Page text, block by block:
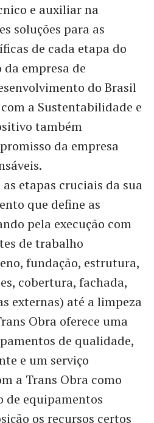
e auxiliar na
soluções para as
de cada etapa do
empresa de
do Brasil
a Sustentabilidade e
também
da empresa
etapas cruciais da sua
que define as
pela execução com
de trabalho
fundação, estrutura,
cobertura, fachada,
externas) até a limpeza
Obra oferece uma
de qualidade,
e um serviço
a Trans Obra como
de equipamentos
os recursos certos